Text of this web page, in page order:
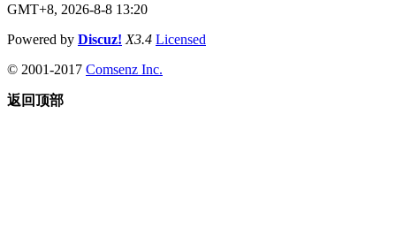
GMT+8, 2026-8-8 13:20
Powered by Discuz! X3.4 Licensed
© 2001-2017 Comsenz Inc.
返回顶部